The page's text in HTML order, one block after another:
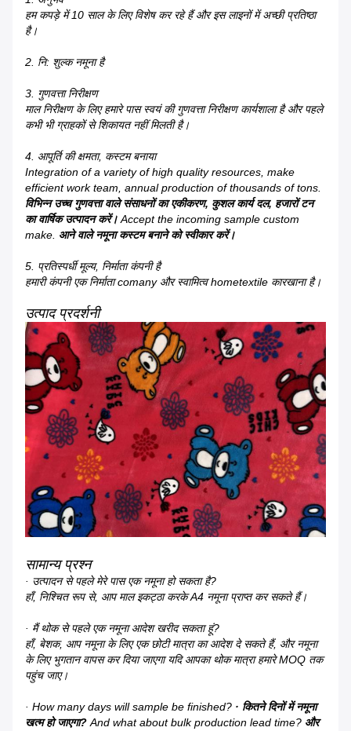
हम कपड़े में 10 साल के लिए विशेष कर रहे हैं और इस लाइनों में अच्छी प्रतिष्ठा
है।
2. नि: शुल्क नमूना है
3. गुणवत्ता निरीक्षण
माल निरीक्षण के लिए हमारे पास स्वयं की गुणवत्ता निरीक्षण कार्यशाला है और पहले
कभी भी ग्राहकों से शिकायत नहीं मिलती है।
4. आपूर्ति की क्षमता, कस्टम बनाया
Integration of a variety of high quality resources, make
efficient work team, annual production of thousands of tons.
विभिन्न उच्च गुणवत्ता वाले संसाधनों का एकीकरण, कुशल कार्य दल, हजारों टन
का वार्षिक उत्पादन करें। Accept the incoming sample custom
make. आने वाले नमूना कस्टम बनाने को स्वीकार करें।
5. प्रतिस्पर्धी मूल्य, निर्माता कंपनी है
हमारी कंपनी एक निर्माता comany और स्वामित्व hometextile कारखाना है।
उत्पाद प्रदर्शनी
सामान्य प्रश्न
· उत्पादन से पहले मेरे पास एक नमूना हो सकता है?
हाँ, निश्चित रूप से, आप माल इकट्ठा करके A4 नमूना प्राप्त कर सकते हैं।
· मैं थोक से पहले एक नमूना आदेश खरीद सकता हूं?
हाँ, बेशक, आप नमूना के लिए एक छोटी मात्रा का आदेश दे सकते हैं, और नमूना
के लिए भुगतान वापस कर दिया जाएगा यदि आपका थोक मात्रा हमारे MOQ तक
पहुंच जाए।
· How many days will sample be finished? · कितने दिनों में नमूना
खत्म हो जाएगा? And what about bulk production lead time? और